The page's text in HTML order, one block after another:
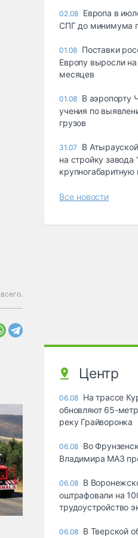
02.08 Европа в
СПГ до минимума
01.08 Поставки
Европу выросли
месяцев
01.08 В аэропорту
учения по
грузов
31.07
В
на стройку
крупногабаритную
Все новости
Центр
06.08 На трассе
обновляют 65-
реку Грайворонка
06.08 Во
Владимира МАЗ
06.08 В
оштрафовали на
трудоустройство
06.08 В Тверской